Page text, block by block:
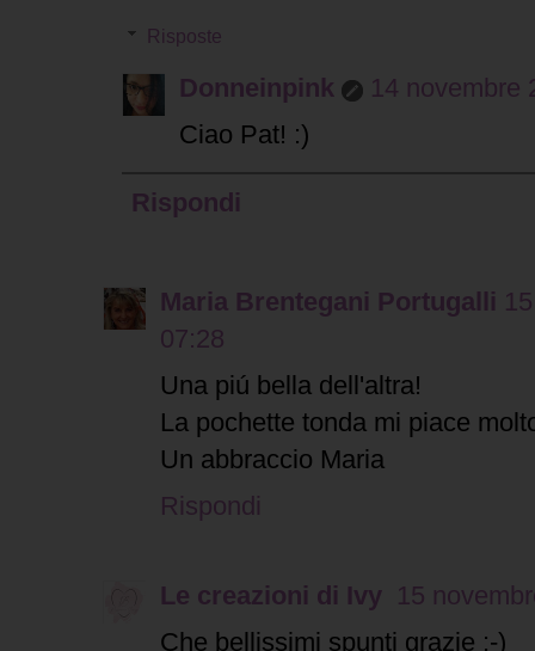
Risposte
Donneinpink
14 novembre
Ciao Pat! :)
Rispondi
Maria Brentegani Portugalli
07:28
Una piú bella dell'altra!
La pochette tonda mi piace
Un abbraccio Maria
Rispondi
Le creazioni di Ivy 15
Che bellissimi spunti grazie :-)